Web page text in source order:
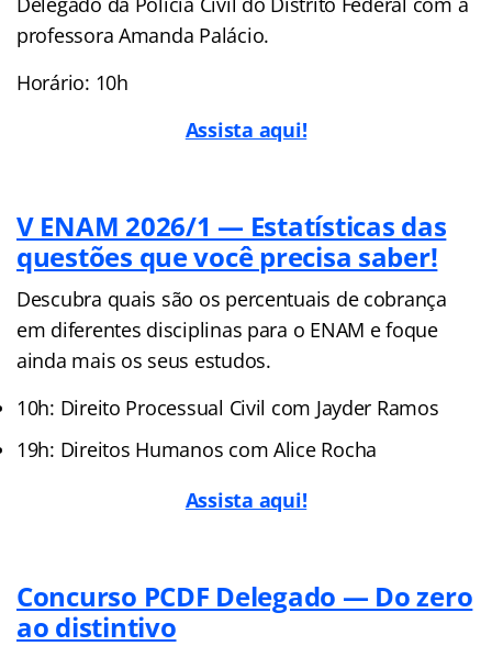
professora Amanda Palácio.
Horário: 10h
Assista aqui!
V ENAM 2026/1 — Estatísticas das
questões que você precisa saber!
Descubra quais são os percentuais de cobrança
em diferentes disciplinas para o ENAM e foque
ainda mais os seus estudos.
10h: Direito Processual Civil com Jayder Ramos
19h: Direitos Humanos com Alice Rocha
Assista aqui!
Concurso PCDF Delegado — Do zero
ao distintivo